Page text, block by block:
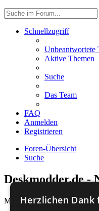
Schnellzugriff
Unbeantwortete
Aktive Themen
Suche
Das Team
FAQ
Anmelden
Registrieren
Foren-Übersicht
Suche
Deskmodder.de -
Mit dem Zugriff auf
Herzlichen Dank